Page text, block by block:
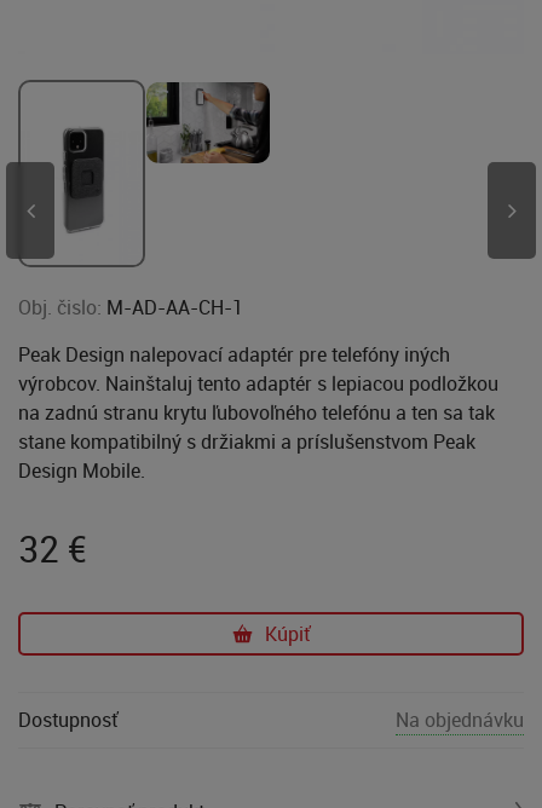
Obj. čislo: M-AD-AA-CH-1
Peak Design nalepovací adaptér pre telefóny iných
výrobcov. Nainštaluj tento adaptér s lepiacou podložkou
na zadnú stranu krytu ľubovoľného telefónu a ten sa tak
stane kompatibilný s držiakmi a príslušenstvom Peak
Design Mobile.
32 €
Kúpiť
Dostupnosť Na objednávku